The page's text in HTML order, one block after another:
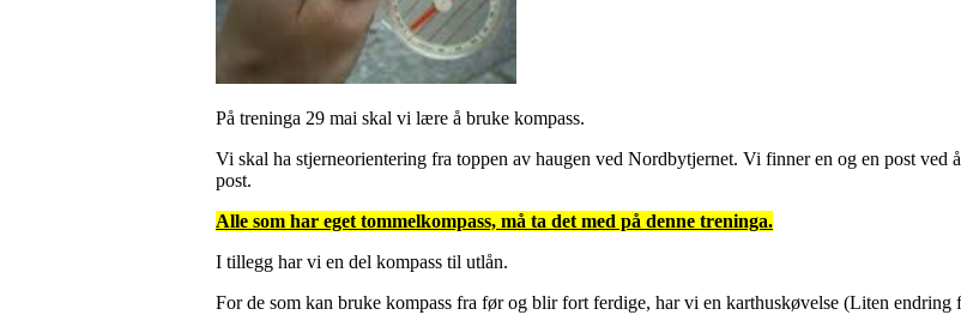
På treninga 29 mai skal vi lære å bruke kompass.
Vi skal ha stjerneorientering fra toppen av haugen ved Nordbytjernet. Vi finner en og en post ved
post.
Alle som har eget tommelkompass, må ta det med på denne treninga.
I tillegg har vi en del kompass til utlån.
For de som kan bruke kompass fra før og blir fort ferdige, har vi en karthuskøvelse (Liten endring